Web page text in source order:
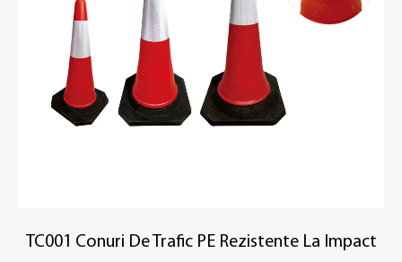
reflectorizantă, care îmbunătățește vizibilitatea pe timp de
noapte și în medii cu vizibilitate redusă, îmbunătățește
considerabil siguranța și reduce riscul de accidente.
TC001 Conuri De Trafic PE Rezistente La Impact